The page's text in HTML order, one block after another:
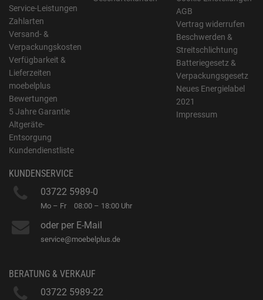
Service-Leistungen
Zahlarten
Versand- &
Verpackungskosten
Verfügbarkeit &
Lieferzeiten
moebelplus
Bewertungen
5 Jahre Garantie
Altgeräte-
Entsorgung
Kundendienstliste
AGB
Vertrag widerrufen
Beschwerden &
Streitschlichtung
Batteriegesetz &
Verpackungsgesetz
Neues Energielabel
2021
Impressum
KUNDENSERVICE
03722 5989-0
Mo – Fr 08:00 – 18:00 Uhr
oder per E-Mail
service@moebelplus.de
BERATUNG & VERKAUF
03722 5989-22